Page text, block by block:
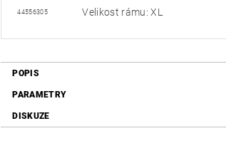
44556305 Velikost rámu: XL
POPIS
PARAMETRY
DISKUZE